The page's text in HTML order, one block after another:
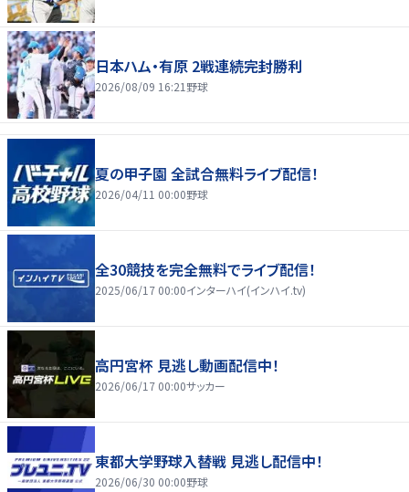
日本ハム・有原 2戦連続完封勝利
2026/08/09 16:21 野球
夏の甲子園 全試合無料ライブ配信！
2026/04/11 00:00野球
全30競技を完全無料でライブ配信！
2025/06/17 00:00インターハイ(インハイ.tv)
高円宮杯 見逃し動画配信中！
2026/06/17 00:00サッカー
東都大学野球入替戦 見逃し配信中！
2026/06/30 00:00野球